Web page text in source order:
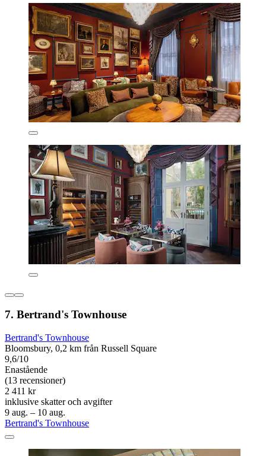
7. Bertrand's Townhouse
Bertrand's Townhouse
Bloomsbury, 0,2 km från Russell Square
9,6/10
Enastående
(13 recensioner)
2 411 kr
inklusive skatter och avgifter
9 aug. – 10 aug.
Bertrand's Townhouse